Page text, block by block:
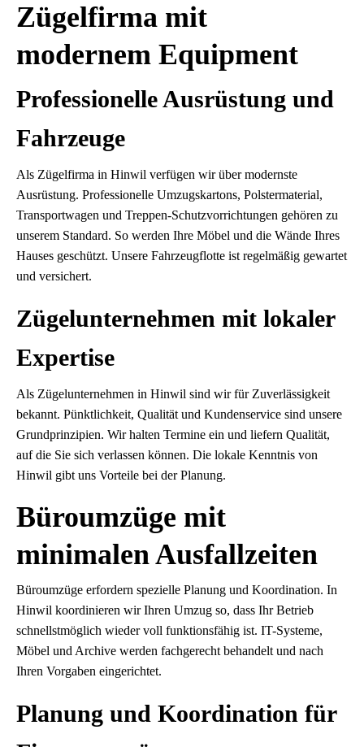
Zügelfirma mit
modernem Equipment
Professionelle Ausrüstung und
Fahrzeuge
Als Zügelfirma in Hinwil verfügen wir über modernste
Ausrüstung. Professionelle Umzugskartons, Polstermaterial,
Transportwagen und Treppen-Schutzvorrichtungen gehören zu
unserem Standard. So werden Ihre Möbel und die Wände Ihres
Hauses geschützt. Unsere Fahrzeugflotte ist regelmäßig gewartet
und versichert.
Zügelunternehmen mit lokaler
Expertise
Als Zügelunternehmen in Hinwil sind wir für Zuverlässigkeit
bekannt. Pünktlichkeit, Qualität und Kundenservice sind unsere
Grundprinzipien. Wir halten Termine ein und liefern Qualität,
auf die Sie sich verlassen können. Die lokale Kenntnis von
Hinwil gibt uns Vorteile bei der Planung.
Büroumzüge mit
minimalen Ausfallzeiten
Büroumzüge erfordern spezielle Planung und Koordination. In
Hinwil koordinieren wir Ihren Umzug so, dass Ihr Betrieb
schnellstmöglich wieder voll funktionsfähig ist. IT-Systeme,
Möbel und Archive werden fachgerecht behandelt und nach
Ihren Vorgaben eingerichtet.
Planung und Koordination für